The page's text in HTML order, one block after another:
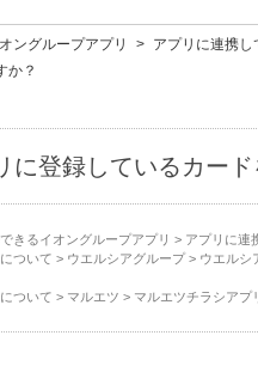
ングループアプリ > アプリに連携
か？
に登録しているカー
きるイオングループアプリ > アプリに連
ついて > ウエルシアグループ> ウエルシ
ついて > マルエツ > マルエツチラシアプ